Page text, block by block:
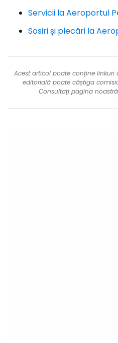
Servicii la Aeroportul
Sosiri și plecări la
Acest articol poate conține
editorială poate câștiga
Consultați pagina noastră